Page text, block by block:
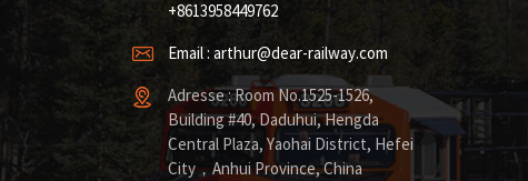
+8613958449762
Email : arthur@dear-railway.com
Adresse : Room No.1525-1526,
Building #40, Daduhui, Hengda
Central Plaza, Yaohai District, Hefei
City，Anhui Province, China